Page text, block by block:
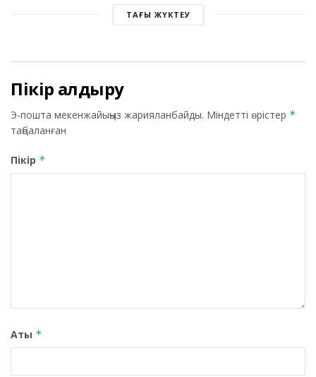
ТАҒЫ ЖҮКТЕУ
Пікір қалдыру
Э-пошта мекенжайыңыз жарияланбайды. Міндетті өрістер *
таңбаланған
Пікір *
Аты *